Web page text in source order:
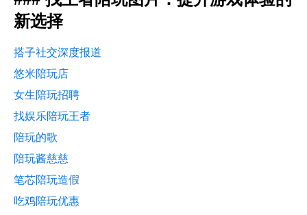
新选择
搭子社交深度报道
悠米陪玩店
女生陪玩招聘
找娱乐陪玩王者
陪玩的歌
陪玩酱慈慈
笔芯陪玩造假
吃鸡陪玩优惠